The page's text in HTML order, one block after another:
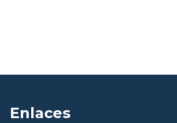
Enlaces